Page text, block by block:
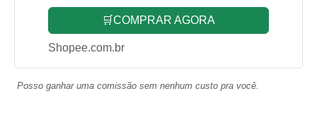
🛒COMPRAR AGORA
Shopee.com.br
Posso ganhar uma comissão sem nenhum custo pra você.